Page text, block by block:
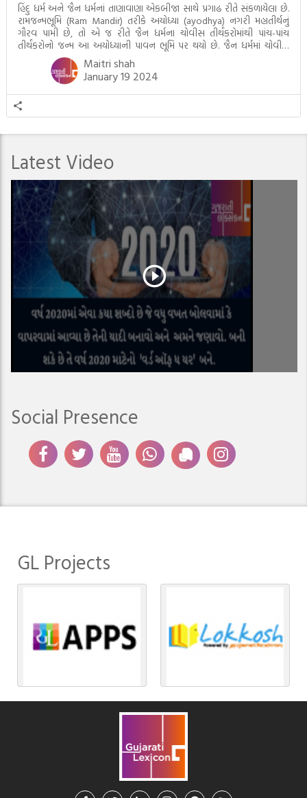
હિંદુ ધર્મ અને જૈન ધર્મનાં તાણાવાણા એકબીજા સાથે પ્રગાઢ રીતે સંકળાયેલા છે.
રામજન્મભૂમિ (Ram Mandir) તરીકે અયોધ્યા (ayodhya) નગરી મહાતીર્થનું
ગૌરવ પામી છે, તો એ જ રીતે જૈન ધર્મના ચોવીસ તીર્થંકરોમાંથી પાંચ-પાંચ
તીર્થંકરોનો જન્મ આ અયોધ્યાની પાવન ભૂમિ પર થયો છે. જૈન ધર્મમાં ચોવીસ
તીર્થંકરોમાંથી પાંચ-પાંચ તીર્થંકરોનાં કલ્યાણકો અહીં આવ્યાં છે. દરેક તીર્થંકરના
જીવનની ચ્યવન(માતાના […]
Maitri shah
January 19 2024
Latest Video
Social Presence
GL Projects